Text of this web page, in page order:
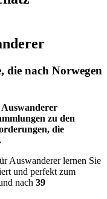
die nach Norwegen
zu den
die
Auswanderer lernen Sie
und perfekt zum
nach 39